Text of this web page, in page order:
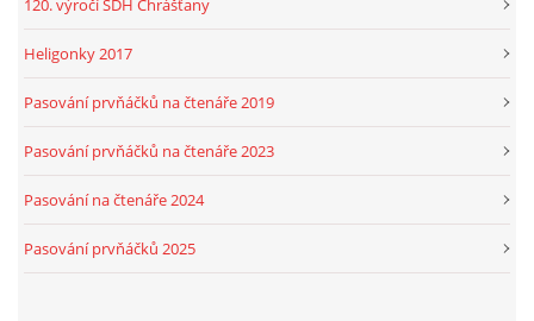
120. výročí SDH Chrášťany
Heligonky 2017
Pasování prvňáčků na čtenáře 2019
Pasování prvňáčků na čtenáře 2023
Pasování na čtenáře 2024
Pasování prvňáčků 2025